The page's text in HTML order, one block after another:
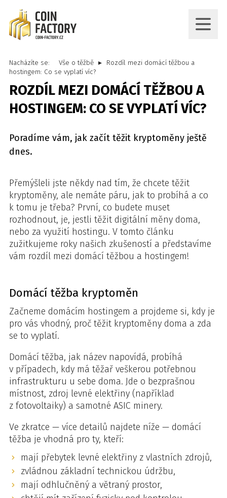
Nacházíte se: Vše o těžbě
Rozdíl mezi domácí těžbou a
hostingem: Co se vyplatí víc?
ROZDÍL MEZI DOMÁCÍ TĚŽBOU A
HOSTINGEM: CO SE VYPLATÍ VÍC?
Poradíme vám, jak začít těžit kryptoměny ještě
dnes.
Přemýšleli jste někdy nad tím, že chcete těžit
kryptoměny, ale nemáte páru, jak to probíhá a co
k tomu je třeba? První, co budete muset
rozhodnout, je, jestli těžit digitální měny doma,
nebo za využití hostingu. V tomto článku
zužitkujeme roky našich zkušeností a představíme
vám rozdíl mezi domácí těžbou a hostingem!
Domácí těžba kryptoměn
Začneme domácím hostingem a projdeme si, kdy je
pro vás vhodný, proč těžit kryptoměny doma a zda
se to vyplatí.
Domácí těžba, jak název napovídá, probíhá
v případech, kdy má těžař veškerou potřebnou
infrastrukturu u sebe doma. Jde o bezprašnou
místnost, zdroj levné elektřiny (například
z fotovoltaiky) a samotné ASIC minery.
Ve zkratce — více detailů najdete níže — domácí
těžba je vhodná pro ty, kteří:
mají přebytek levné elektřiny z vlastních zdrojů,
zvládnou základní technickou údržbu,
mají odhlučněný a větraný prostor,